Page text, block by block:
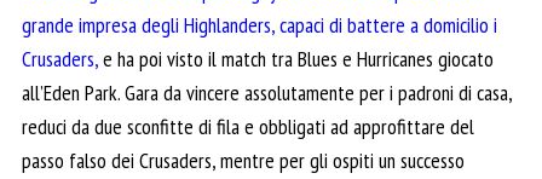
grande impresa degli Highlanders, capaci di battere a domicilio i
Crusaders,e ha poi visto il match tra Blues e Hurricanes giocato
all’Eden Park. Gara da vincere assolutamente per i padroni di casa,
reduci da due sconfitte di fila e obbligati ad approfittare del
passo falso dei Crusaders, mentre per gli ospiti un successo